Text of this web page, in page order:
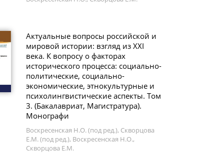
Актуальные вопросы российской и
мировой истории: взгляд из XXI
века. К вопросу о факторах
исторического процесса: социально-
политические, социально-
экономические, этнокультурные и
психолингвистические аспекты. Том
3. (Бакалавриат, Магистратура).
Монографи
Воскресенская Н.О. (под ред.), Скворцова
Е.М. (под ред.), Воскресенская Н.О.,
Скворцова Е.М.